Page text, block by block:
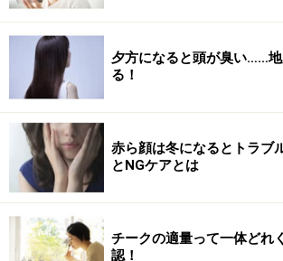
ニキビやニキビ跡もコンシーラー効果で
荒れを悪化させずにメイクが楽しめます
【永富さんのコメント】
高品質かつ薬用でありながら、1800円
セ。ノンケミカル処方だから、肌荒れ
ビが気になる人でも安心して使うこと
ンケア成分が透明感のある肌へ導いて
んにはコレがイチオシ！
夕方になると頭が臭い……
る！
赤ら顔は冬になるとトラブ
とNGケアとは
チークの適量って一体どれ
認！